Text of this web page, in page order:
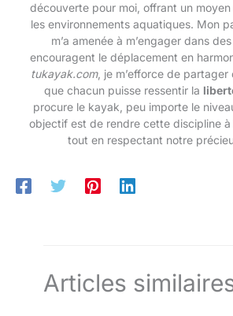
de plongée, la programmation
des gaz et connectez-vous à
votre smartphone via Bluetooth
pour partager vos aventures sur
votre PC avec le logiciel Suunto
DM5 La fonction de localisation
affiche chaque plongée et
aventure sur une carte
découverte pour moi, offrant un moyen
les environnements aquatiques. Mon
m’a amenée à m’engager dans
encouragent le déplacement en
tukayak.com, je m’efforce de
que chacun puisse ressentir la
procure le kayak, peu importe le
objectif est de rendre cette discipline à
tout en respectant notre
Articles